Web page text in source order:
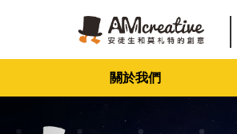
關於我們